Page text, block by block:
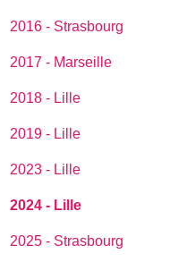
2016 - Strasbourg
2017 - Marseille
2018 - Lille
2019 - Lille
2023 - Lille
2024 - Lille
2025 - Strasbourg